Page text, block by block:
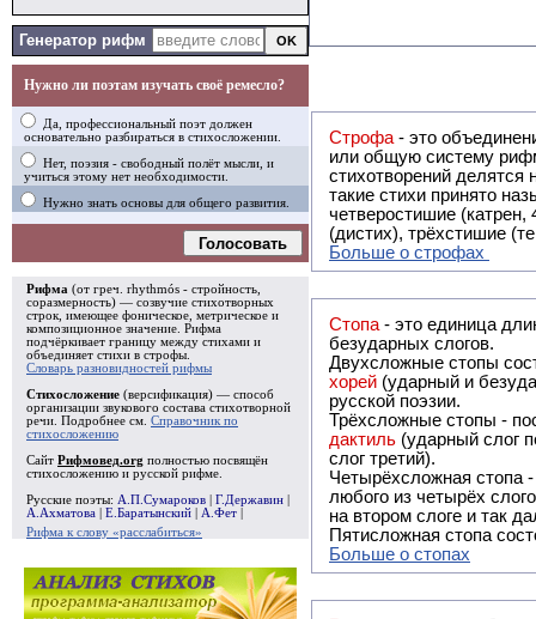
Генератор рифм
Нужно ли поэтам изучать своё ремесло?
Да, профессиональный поэт должен
основательно разбираться в стихосложении.
Нет, поэзия - свободный полёт мысли, и
учиться этому нет необходимости.
Нужно знать основы для общего развития.
Голосовать
Рифма (от греч. rhythmós - стройность,
соразмерность) — созвучие стихотворных
строк, имеющее фоническое, метрическое и
композиционное значение. Рифма
подчёркивает границу между стихами и
объединяет стихи в строфы
Словарь разновидностей рифмы
Стихосложение (версификация) — способ
организации звукового состава стихотворной
речи. Подробнее см. Справочник по
стихосложению
Сайт Рифмовед.org полностью посвящён
стихосложению и русской рифме.
Русские поэты: А.П.Сумароков Г.Державин
А.Ахматова
Е.Баратынский А.Фет
Рифма к слову «расслабиться»
Строфа - это объединение двух
или общую систему рифм, и регулярно или периодически
стихотворений делятся на строфы и т.о. являются строфическими.
такие стихи принято называть астрофическими. Самая популярная строфа в русской поэзии -
четверостишие
(дистих), трёхстишие
Больше о строфах
Стопа - это единица
безударных слогов.
Двухсложные стопы
хорей (ударный и
русской поэзии.
Трёхсложные стопы -
дактиль (ударный слог
слог третий).
Четырёхсложная стопа
любого из четырёх
на втором слоге и так
Пятисложная стопа
Больше о стопах